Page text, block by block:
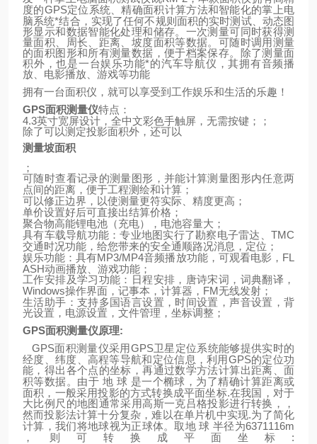
度的GPS定位系统、精确面积计算方法和智能化的掌上电
脑系统*结合，实现了任何不规则面积的实时测试、动态图
形显示和数据智能化处理和储存。一次测量可同时获得测
量面积、周长、距离、坡度面积等数据。可随时调用测量
的面积图形和所有测量数据，便于档案保存。除了测量面
积外，也是一台娱乐功能*的汽车导航仪，其拥有音频播
放、电影播放、游戏等功能
拥有一台面积仪，就可以享受到工作娱乐和生活的乐趣！
GPS面积测量仪特点：
4.3英寸宽屏设计，全中文彩色手触屏，无需按键；；
除了可以测定投影面积外，还可以
测量坡面积
；
可随时查看记录的测量图形，并能计算测量图形内任意两
点间的距离，便于工程测绘和计算；
可以修正边界，以使测量更符实际、精度更高；
单价设置好后可直接出结算价格；
聚合物高能锂电池（充电），电池容量大；
具有车载导航功能：专业地图实行了勘察电子雷达、 TMC
交通时况功能，给您带来的安全通顺路况消息，定位；
娱乐功能：具有MP3/MP4音频播放功能，可观看电影， FL
ASH动画播放、游戏功能；
工作安排及学习功能：日程安排，唐诗宋词，词典翻译，
Windows操作界面，记事本，计算器， FM无线发射；
生活助手：支持多国语言设置，时间设置，声音设置，背
光设置，电源设置，文件管理，坐标调整；
GPS面积测量仪原理:
GPS面积测量仪采用GPS卫星定位系统能够提供实时的
经度、纬度、高程等导航和定位信息，利用GPS的定位功
能，得出各个点的坐标，再通过数学方法计算出距离、面
积等数据。由于 地 球 是一个椭球，为了精确计算距离或
面积，一般采用投影的方式转换成平面坐标.在我国，对于
大比例尺的地图通常采用高斯一克吕格投影进行转换，，
然而投影法计算十分复杂，难以在单片机中实现.为了简化
计算，我们将地球视为正球体。取地 球 半径为6371116m
，则可转换成平面坐标 :